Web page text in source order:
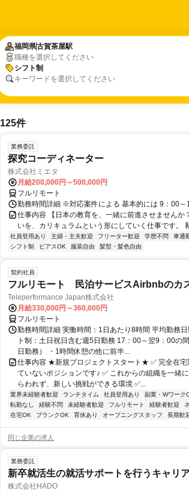
福岡県古賀茶屋駅
職種を選択してください
シフト制
キーワードを選択してください
福岡県古賀茶屋駅
シフト制
125件
業務委託
探究コーディネーター
株式会社ミエタ
月給200,000円～500,000円
フルリモート
勤務時間詳細 ※対応案件による 基本的には 9：00
仕事内容 【日本の教育を、一緒に前進させません
いを、カリキュラムという形にしていく仕事です。
社員登用あり 主婦・主夫歓迎 フリーター歓迎 学歴不問 車通
シフト制
ピアスOK 服装自由 髪型・髪色自由
契約社員
フルリモート 民泊サービスAirbnbのカ
Teleperformance Japan株式会社
月給330,000円～360,000円
フルリモート
勤務時間詳細 実働時間：1日あたり8時間 平均勤務
ト制：土日祝日含む週5日勤務 17：00～翌9：00の
日勤務） ・1時間休憩の他に前半...
仕事内容 ★新規プロジェクトスタート★ ✅ 完全在宅
ていないポジションです♪ ✅ これからの組織を一緒
らわれず、新しい挑戦ができる環境 ✅...
業界未経験者歓迎 ランチタイム 社員登用あり 副業・Wワーク
転勤なし
経験不問 未経験者歓迎 フルリモート 経験者歓迎
在宅OK
ブランクOK 育休あり オープニングスタッフ 長期歓
同じ企業の求人
業務委託
新卒就活生の就活サポートを行うキャリ
株式会社HADO